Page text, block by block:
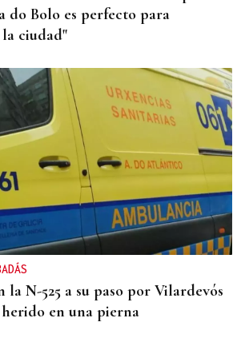
do Bolo es perfecto para
ciudad"
la N-525 a su paso por Vilardevós
herido en una pierna